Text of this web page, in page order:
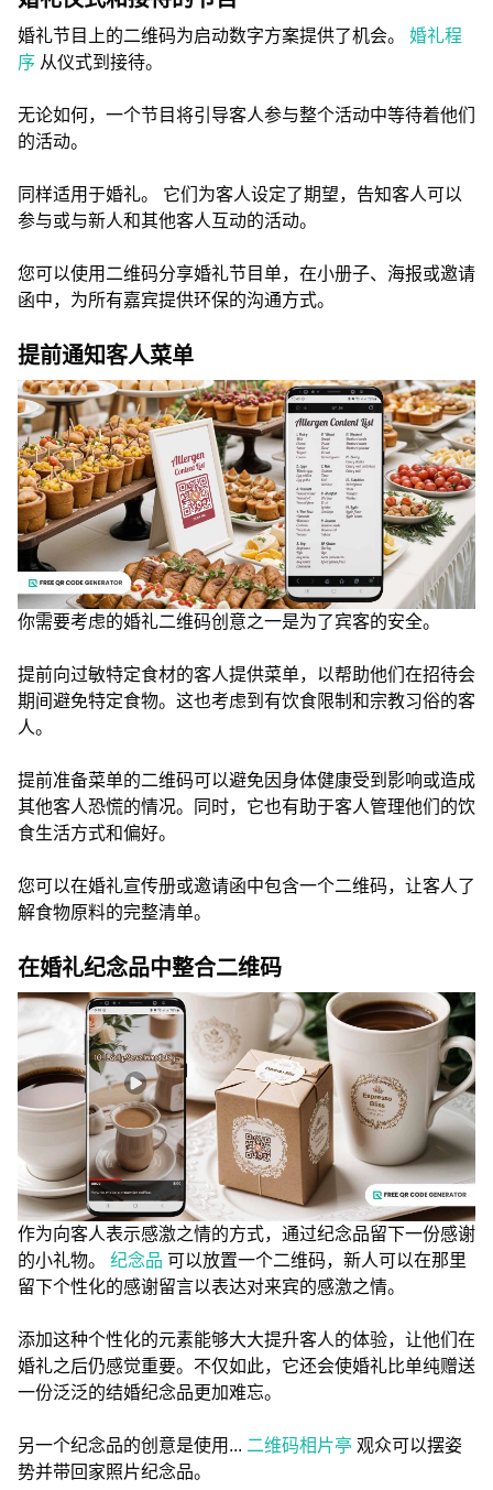
婚礼节目上的二维码为启动数字方案提供了机会。 婚礼程
序 从仪式到接待。
无论如何，一个节目将引导客人参与整个活动中等待着他们
的活动。
同样适用于婚礼。 它们为客人设定了期望，告知客人可以
参与或与新人和其他客人互动的活动。
您可以使用二维码分享婚礼节目单，在小册子、海报或邀请
函中，为所有嘉宾提供环保的沟通方式。
提前通知客人菜单
你需要考虑的婚礼二维码创意之一是为了宾客的安全。
提前向过敏特定食材的客人提供菜单，以帮助他们在招待会
期间避免特定食物。这也考虑到有饮食限制和宗教习俗的客
人。
提前准备菜单的二维码可以避免因身体健康受到影响或造成
其他客人恐慌的情况。同时，它也有助于客人管理他们的饮
食生活方式和偏好。
您可以在婚礼宣传册或邀请函中包含一个二维码，让客人了
解食物原料的完整清单。
在婚礼纪念品中整合二维码
作为向客人表示感激之情的方式，通过纪念品留下一份感谢
的小礼物。 纪念品 可以放置一个二维码，新人可以在那里
留下个性化的感谢留言以表达对来宾的感激之情。
添加这种个性化的元素能够大大提升客人的体验，让他们在
婚礼之后仍感觉重要。不仅如此，它还会使婚礼比单纯赠送
一份泛泛的结婚纪念品更加难忘。
另一个纪念品的创意是使用... 二维码相片亭 观众可以摆姿
势并带回家照片纪念品。